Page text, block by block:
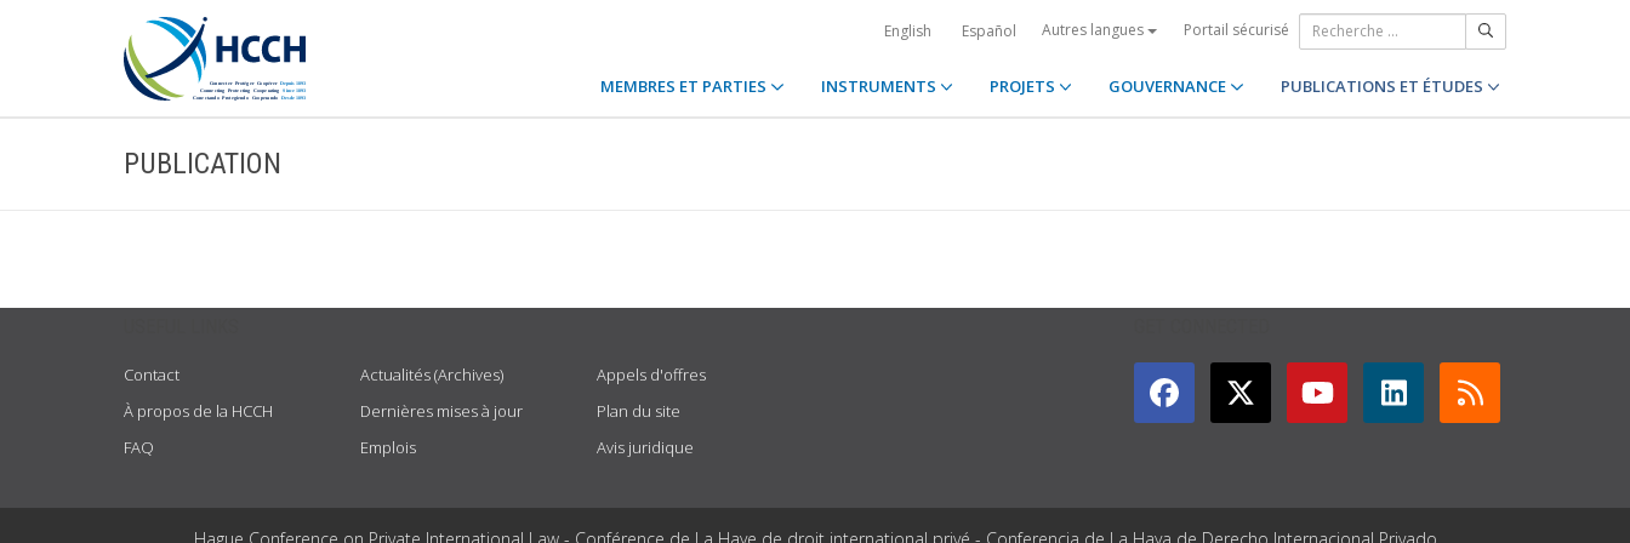
English Español Autres langues Portail sécurisé
MEMBRES ET PARTIES INSTRUMENTS PROJETS GOUVERNANCE PUBLICATIONS ET ÉTUDES
PUBLICATION
Contact
À propos de la HCCH
FAQ
Actualités (Archives)
Dernières mises à jour
Emplois
Appels d'offres
Plan du site
Avis juridique